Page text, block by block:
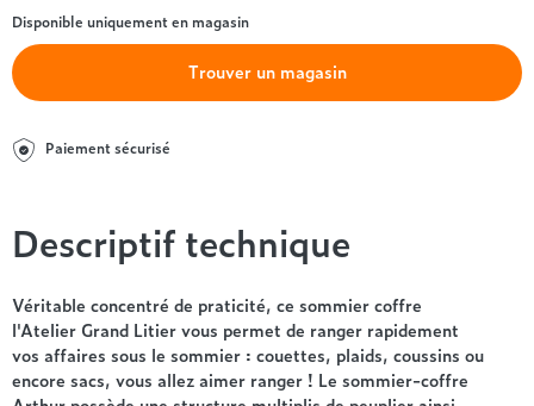
- de 1000€
Entre 1000 et 1500€
+ de 1500€
Nos matelas par marque
André Renault
Beautyrest Luxury
Ergotherm
Grand Litier
Hotel & Lodge
+ de 1500€
Nos sommiers par prix
- de 1000€
Disponible uniquement en magasin
Trouver un magasin
Paiement sécurisé
Descriptif technique
Véritable concentré de praticité, ce sommier coffre
l'Atelier Grand Litier vous permet de ranger rapidement
vos affaires sous le sommier : couettes, plaids, coussins ou
encore sacs, vous allez aimer ranger ! Le sommier-coffre